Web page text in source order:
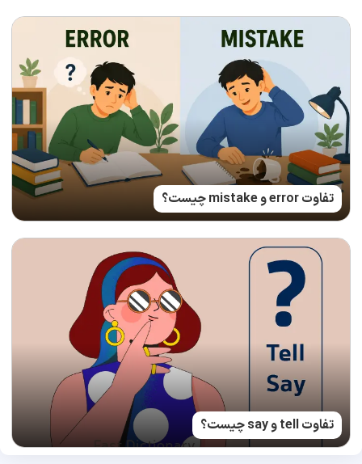
تفاوت error و mistake چیست؟
تفاوت tell و say چیست؟